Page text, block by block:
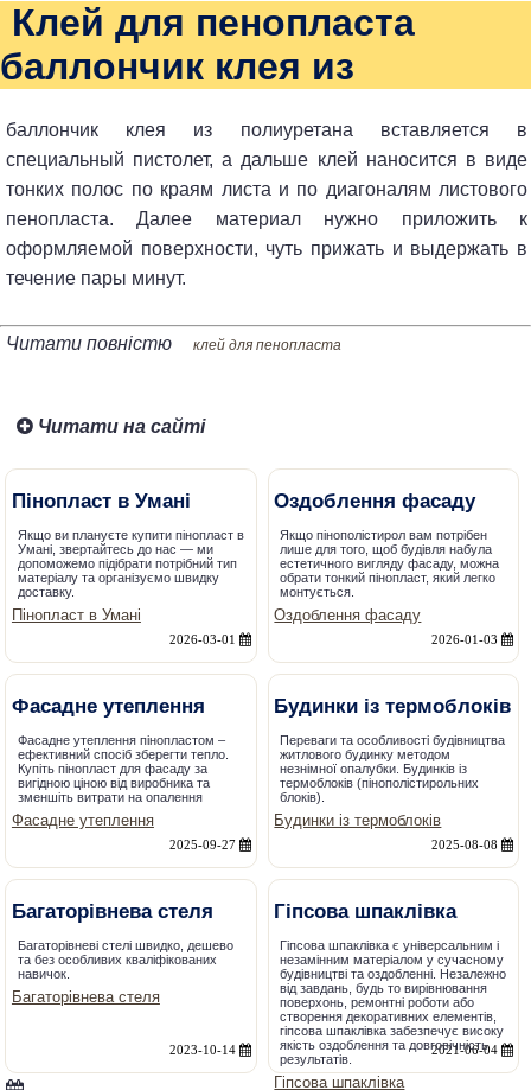
Клей для пенопласта
баллончик клея из
баллончик клея из полиуретана вставляется в
специальный пистолет, а дальше клей наносится в виде
тонких полос по краям листа и по диагоналям листового
пенопласта. Далее материал нужно приложить к
оформляемой поверхности, чуть прижать и выдержать в
течение пары минут.
Читати повністю клей для пенопласта
Читати на сайті
Пінопласт в Умані
Якщо ви плануєте купити пінопласт в
Умані, звертайтесь до нас — ми
допоможемо підібрати потрібний тип
матеріалу та організуємо швидку
доставку.
Пінопласт в Умані
2026-03-01
Оздоблення фасаду
Якщо пінополістирол вам потрібен
лише для того, щоб будівля набула
естетичного вигляду фасаду, можна
обрати тонкий пінопласт, який легко
монтується.
Оздоблення фасаду
2026-01-03
Фасадне утеплення
Фасадне утеплення пінопластом –
ефективний спосіб зберегти тепло.
Купіть пінопласт для фасаду за
вигідною ціною від виробника та
зменшіть витрати на опалення
Фасадне утеплення
2025-09-27
Будинки із термоблоків
Переваги та особливості будівництва
житлового будинку методом
незнімної опалубки. Будинків із
термоблоків (пінополістирольних
блоків).
Будинки із термоблоків
2025-08-08
Багаторівнева стеля
Багаторівневі стелі швидко, дешево
та без особливих кваліфікованих
навичок.
Багаторівнева стеля
2023-10-14
Гіпсова шпаклівка
Гіпсова шпаклівка є універсальним і
незамінним матеріалом у сучасному
будівництві та оздобленні. Незалежно
від завдань, будь то вирівнювання
поверхонь, ремонтні роботи або
створення декоративних елементів,
гіпсова шпаклівка забезпечує високу
якість оздоблення та довговічність
результатів.
Гіпсова шпаклівка
2021-06-04